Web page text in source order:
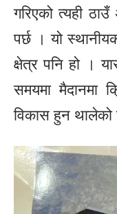
गरिएको त्यही
पर्छ । यो
क्षेत्र पनि हो ।
समयमा मैदानमा
विकास हुन